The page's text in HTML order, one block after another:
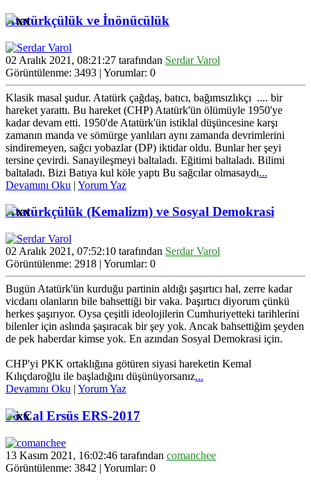
Atatürkçülük ve İnönücülük
02 Aralık 2021, 08:21:27 tarafından Serdar Varol
Görüntülenme: 3493 | Yorumlar: 0
Klasik masal şudur. Atatürk çağdaş, batıcı, bağımsızlıkçı .... bir
hareket yarattı. Bu hareket (CHP) Atatürk'ün ölümüyle 1950'ye
kadar devam etti. 1950'de Atatürk'ün istiklal düşüncesine karşı
zamanın manda ve sömürge yanlıları aynı zamanda devrimlerini
sindiremeyen, sağcı yobazlar (DP) iktidar oldu. Bunlar her şeyi
tersine çevirdi. Sanayileşmeyi baltaladı. Eğitimi baltaladı. Bilimi
baltaladı. Bizi Batıya kul köle yaptı Bu sağcılar olmasaydı...
Devamını Oku | Yorum Yaz
Atatürkçülük (Kemalizm) ve Sosyal Demokrasi
02 Aralık 2021, 07:52:10 tarafından Serdar Varol
Görüntülenme: 2918 | Yorumlar: 0
Bugün Atatürk'ün kurduğu partinin aldığı şaşırtıcı hal, zerre kadar
vicdanı olanların bile bahsettiği bir vaka. Þaşırtıcı diyorum çünkü
herkes şaşırıyor. Oysa çeşitli ideolojilerin Cumhuriyetteki tarihlerini
bilenler için aslında şaşıracak bir şey yok. Ancak bahsettiğim şeyden
de pek haberdar kimse yok. En azından Sosyal Demokrasi için.
CHP'yi PKK ortaklığına götüren siyasi hareketin Kemal
Kılıçdaroğlu ile başladığını düşünüyorsanız...
Devamını Oku | Yorum Yaz
36 Cal Ersüs ERS-2017
13 Kasım 2021, 16:02:46 tarafından comanchee
Görüntülenme: 3842 | Yorumlar: 0